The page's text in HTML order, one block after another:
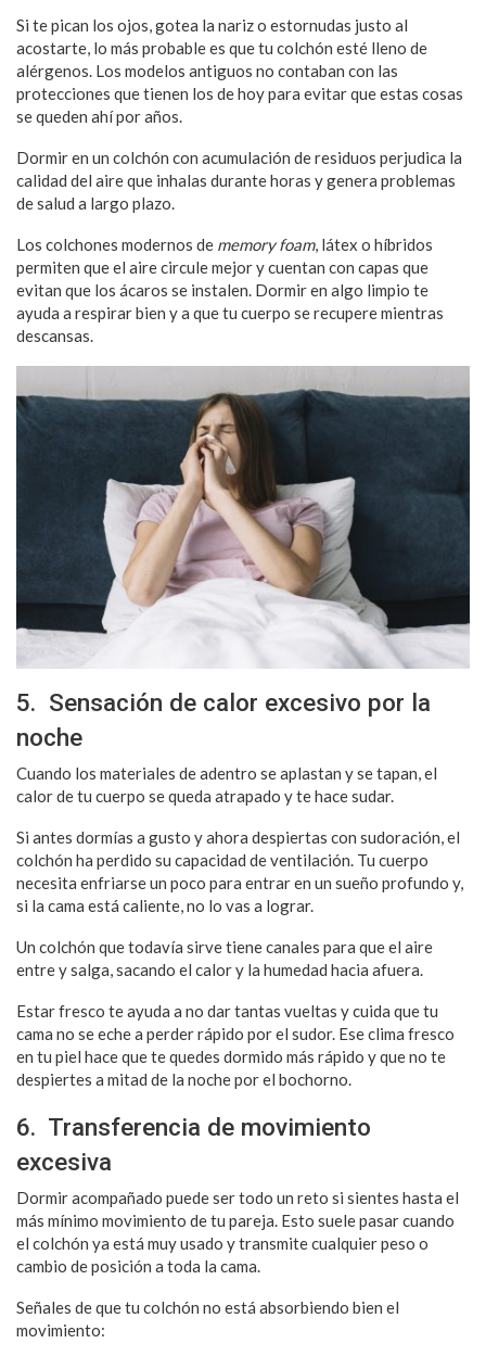
Si te pican los ojos, gotea la nariz o estornudas justo al
acostarte, lo más probable es que tu colchón esté lleno de
alérgenos. Los modelos antiguos no contaban con las
protecciones que tienen los de hoy para evitar que estas cosas
se queden ahí por años.
Dormir en un colchón con acumulación de residuos perjudica la
calidad del aire que inhalas durante horas y genera problemas
de salud a largo plazo.
Los colchones modernos de memory foam, látex o híbridos
permiten que el aire circule mejor y cuentan con capas que
evitan que los ácaros se instalen. Dormir en algo limpio te
ayuda a respirar bien y a que tu cuerpo se recupere mientras
descansas.
5. Sensación de calor excesivo por la
noche
Cuando los materiales de adentro se aplastan y se tapan, el
calor de tu cuerpo se queda atrapado y te hace sudar.
Si antes dormías a gusto y ahora despiertas con sudoración, el
colchón ha perdido su capacidad de ventilación. Tu cuerpo
necesita enfriarse un poco para entrar en un sueño profundo y,
si la cama está caliente, no lo vas a lograr.
Un colchón que todavía sirve tiene canales para que el aire
entre y salga, sacando el calor y la humedad hacia afuera.
Estar fresco te ayuda a no dar tantas vueltas y cuida que tu
cama no se eche a perder rápido por el sudor. Ese clima fresco
en tu piel hace que te quedes dormido más rápido y que no te
despiertes a mitad de la noche por el bochorno.
6. Transferencia de movimiento
excesiva
Dormir acompañado puede ser todo un reto si sientes hasta el
más mínimo movimiento de tu pareja. Esto suele pasar cuando
el colchón ya está muy usado y transmite cualquier peso o
cambio de posición a toda la cama.
Señales de que tu colchón no está absorbiendo bien el
movimiento: